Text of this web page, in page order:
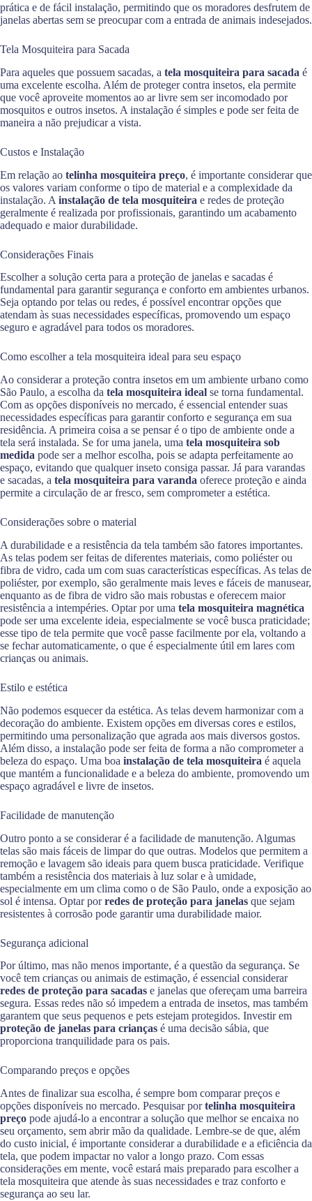
prática e de fácil instalação, permitindo que os moradores desfrutem de
janelas abertas sem se preocupar com a entrada de animais indesejados.
Tela Mosquiteira para Sacada
Para aqueles que possuem sacadas, a tela mosquiteira para sacada é
uma excelente escolha. Além de proteger contra insetos, ela permite
que você aproveite momentos ao ar livre sem ser incomodado por
mosquitos e outros insetos. A instalação é simples e pode ser feita de
maneira a não prejudicar a vista.
Custos e Instalação
Em relação ao telinha mosquiteira preço, é importante considerar que
os valores variam conforme o tipo de material e a complexidade da
instalação. A instalação de tela mosquiteira e redes de proteção
geralmente é realizada por profissionais, garantindo um acabamento
adequado e maior durabilidade.
Considerações Finais
Escolher a solução certa para a proteção de janelas e sacadas é
fundamental para garantir segurança e conforto em ambientes urbanos.
Seja optando por telas ou redes, é possível encontrar opções que
atendam às suas necessidades específicas, promovendo um espaço
seguro e agradável para todos os moradores.
Como escolher a tela mosquiteira ideal para seu espaço
Ao considerar a proteção contra insetos em um ambiente urbano como
São Paulo, a escolha da tela mosquiteira ideal se torna fundamental.
Com as opções disponíveis no mercado, é essencial entender suas
necessidades específicas para garantir conforto e segurança em sua
residência. A primeira coisa a se pensar é o tipo de ambiente onde a
tela será instalada. Se for uma janela, uma tela mosquiteira sob
medida pode ser a melhor escolha, pois se adapta perfeitamente ao
espaço, evitando que qualquer inseto consiga passar. Já para varandas
e sacadas, a tela mosquiteira para varanda oferece proteção e ainda
permite a circulação de ar fresco, sem comprometer a estética.
Considerações sobre o material
A durabilidade e a resistência da tela também são fatores importantes.
As telas podem ser feitas de diferentes materiais, como poliéster ou
fibra de vidro, cada um com suas características específicas. As telas de
poliéster, por exemplo, são geralmente mais leves e fáceis de manusear,
enquanto as de fibra de vidro são mais robustas e oferecem maior
resistência a intempéries. Optar por uma tela mosquiteira magnética
pode ser uma excelente ideia, especialmente se você busca praticidade;
esse tipo de tela permite que você passe facilmente por ela, voltando a
se fechar automaticamente, o que é especialmente útil em lares com
crianças ou animais.
Estilo e estética
Não podemos esquecer da estética. As telas devem harmonizar com a
decoração do ambiente. Existem opções em diversas cores e estilos,
permitindo uma personalização que agrada aos mais diversos gostos.
Além disso, a instalação pode ser feita de forma a não comprometer a
beleza do espaço. Uma boa instalação de tela mosquiteira é aquela
que mantém a funcionalidade e a beleza do ambiente, promovendo um
espaço agradável e livre de insetos.
Facilidade de manutenção
Outro ponto a se considerar é a facilidade de manutenção. Algumas
telas são mais fáceis de limpar do que outras. Modelos que permitem a
remoção e lavagem são ideais para quem busca praticidade. Verifique
também a resistência dos materiais à luz solar e à umidade,
especialmente em um clima como o de São Paulo, onde a exposição ao
sol é intensa. Optar porredes de proteção para janelas que sejam
resistentes à corrosão pode garantir uma durabilidade maior.
Segurança adicional
Por último, mas não menos importante, é a questão da segurança. Se
você tem crianças ou animais de estimação, é essencial considerar
redes de proteção para sacadas e janelas que ofereçam uma barreira
segura. Essas redes não só impedem a entrada de insetos, mas também
garantem que seus pequenos e pets estejam protegidos. Investir em
proteção de janelas para crianças é uma decisão sábia, que
proporciona tranquilidade para os pais.
Comparando preços e opções
Antes de finalizar sua escolha, é sempre bom comparar preços e
opções disponíveis no mercado. Pesquisar portelinha mosquiteira
preço pode ajudá-lo a encontrar a solução que melhor se encaixa no
seu orçamento, sem abrir mão da qualidade. Lembre-se de que, além
do custo inicial, é importante considerar a durabilidade e a eficiência da
tela, que podem impactar no valor a longo prazo. Com essas
considerações em mente, você estará mais preparado para escolher a
tela mosquiteira que atende às suas necessidades e traz conforto e
segurança ao seu lar.